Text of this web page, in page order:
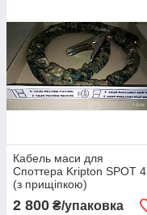
Кабель маси для
Споттера Kripton SPOT 4
(з прищіпкою)
2 800 ₴/упаковка